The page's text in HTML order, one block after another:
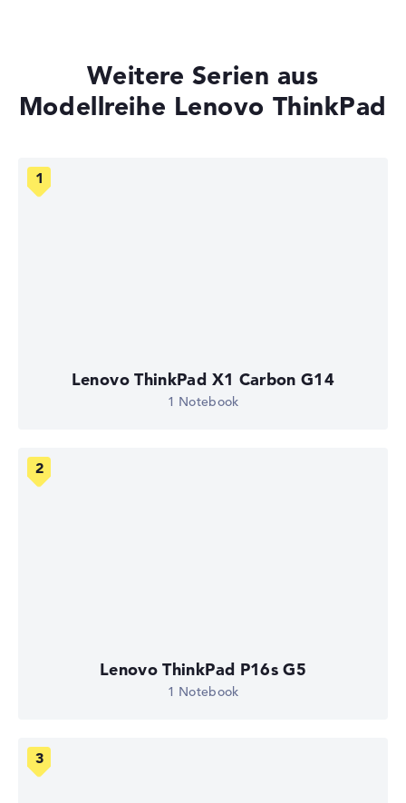
Weitere Serien aus
Modellreihe Lenovo ThinkPad
Lenovo ThinkPad X1 Carbon G14
1 Notebook
Lenovo ThinkPad P16s G5
1 Notebook